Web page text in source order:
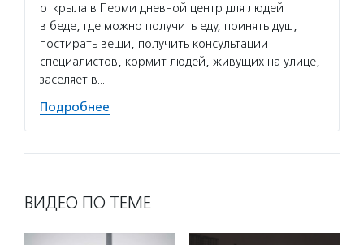
открыла в Перми дневной центр для людей
в беде, где можно получить еду, принять душ,
постирать вещи, получить консультации
специалистов, кормит людей, живущих на улице,
заселяет в…
Подробнее
ВИДЕО ПО ТЕМЕ